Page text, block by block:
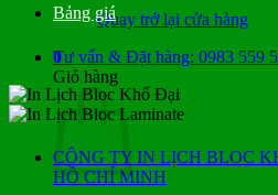
Quay trở lại cửa hàng
0
Giỏ hàng
Bảng giá
Tư vấn & Đặt hàng: 0983 559
CÔNG TY IN LỊCH BLOC
HỒ CHÍ MINH